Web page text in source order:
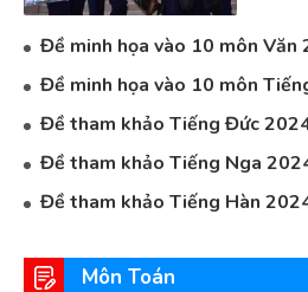
Đề minh họa vào 10 môn Văn
Đề minh họa vào 10 môn
Đề tham khảo Tiếng Đức
Đề tham khảo Tiếng Nga
Đề tham khảo Tiếng Hàn
Môn Toán